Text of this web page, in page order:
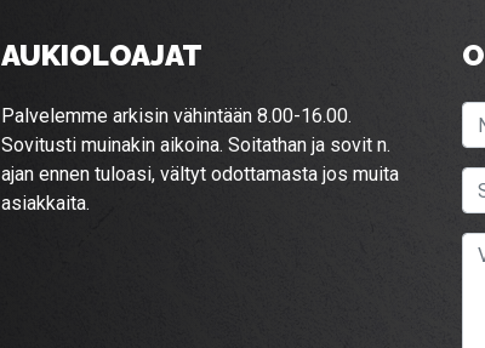
AUKIOLOAJAT
Palvelemme arkisin vähintään 8.00-16.00.
Sovitusti muinakin aikoina. Soitathan ja sovit n.
ajan ennen tuloasi, vältyt odottamasta jos muita
asiakkaita.